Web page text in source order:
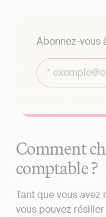
Abonnez-vous
Comment
comptable ?
Tant que vous avez
vous pouvez